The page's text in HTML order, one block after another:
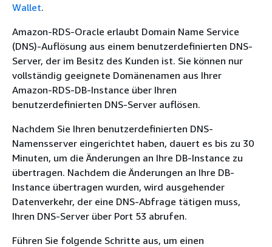
Wallet.
Amazon-RDS-Oracle erlaubt Domain Name Service
(DNS)-Auflösung aus einem benutzerdefinierten DNS-
Server, der im Besitz des Kunden ist. Sie können nur
vollständig geeignete Domänenamen aus Ihrer
Amazon-RDS-DB-Instance über Ihren
benutzerdefinierten DNS-Server auflösen.
Nachdem Sie Ihren benutzerdefinierten DNS-
Namensserver eingerichtet haben, dauert es bis zu 30
Minuten, um die Änderungen an Ihre DB-Instance zu
übertragen. Nachdem die Änderungen an Ihre DB-
Instance übertragen wurden, wird ausgehender
Datenverkehr, der eine DNS-Abfrage tätigen muss,
Ihren DNS-Server über Port 53 abrufen.
Führen Sie folgende Schritte aus, um einen